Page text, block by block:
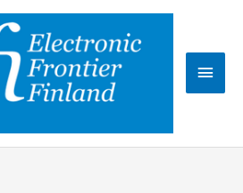
Main